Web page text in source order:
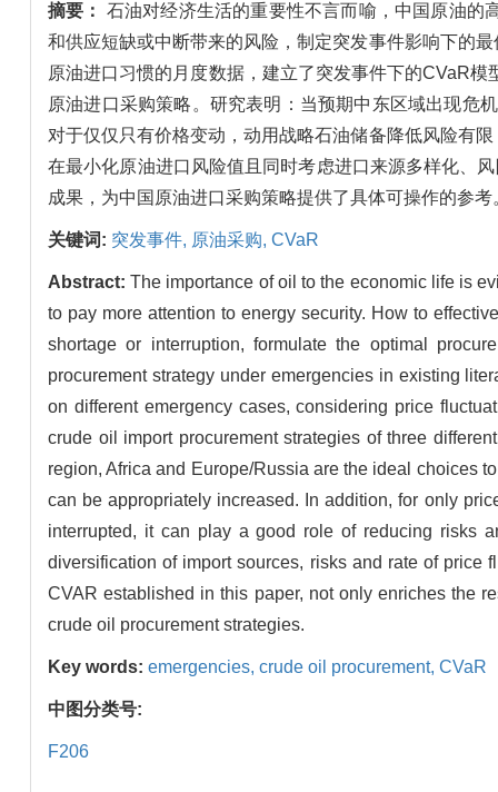
摘要： 石油对经济生活的重要性不言而喻，中国原油的
和供应短缺或中断带来的风险，制定突发事件影响下的
原油进口习惯的月度数据，建立了突发事件下的CVaR
原油进口采购策略。研究表明：当预期中东区域出现危
对于仅仅只有价格变动，动用战略石油储备降低风险有
在最小化原油进口风险值且同时考虑进口来源多样化、
成果，为中国原油进口采购策略提供了具体可操作的参考
关键词: 突发事件, 原油采购, CVaR
Abstract:The importance of oil to the economic life is
to pay more attention to energy security. How to
shortage or interruption, formulate the optimal
procurement strategy under emergencies in existing
on different emergency cases, considering price
crude oil import procurement strategies of three
region, Africa and Europe/Russia are the ideal choices
can be appropriately increased. In addition, for only
interrupted, it can play a good role of reducing risks
diversification of import sources, risks and rate of price
CVAR established in this paper, not only enriches the
crude oil procurement strategies.
Key words: emergencies, crude oil procurement, CVaR
中图分类号:
F206